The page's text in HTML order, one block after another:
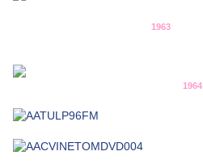
1963
1964